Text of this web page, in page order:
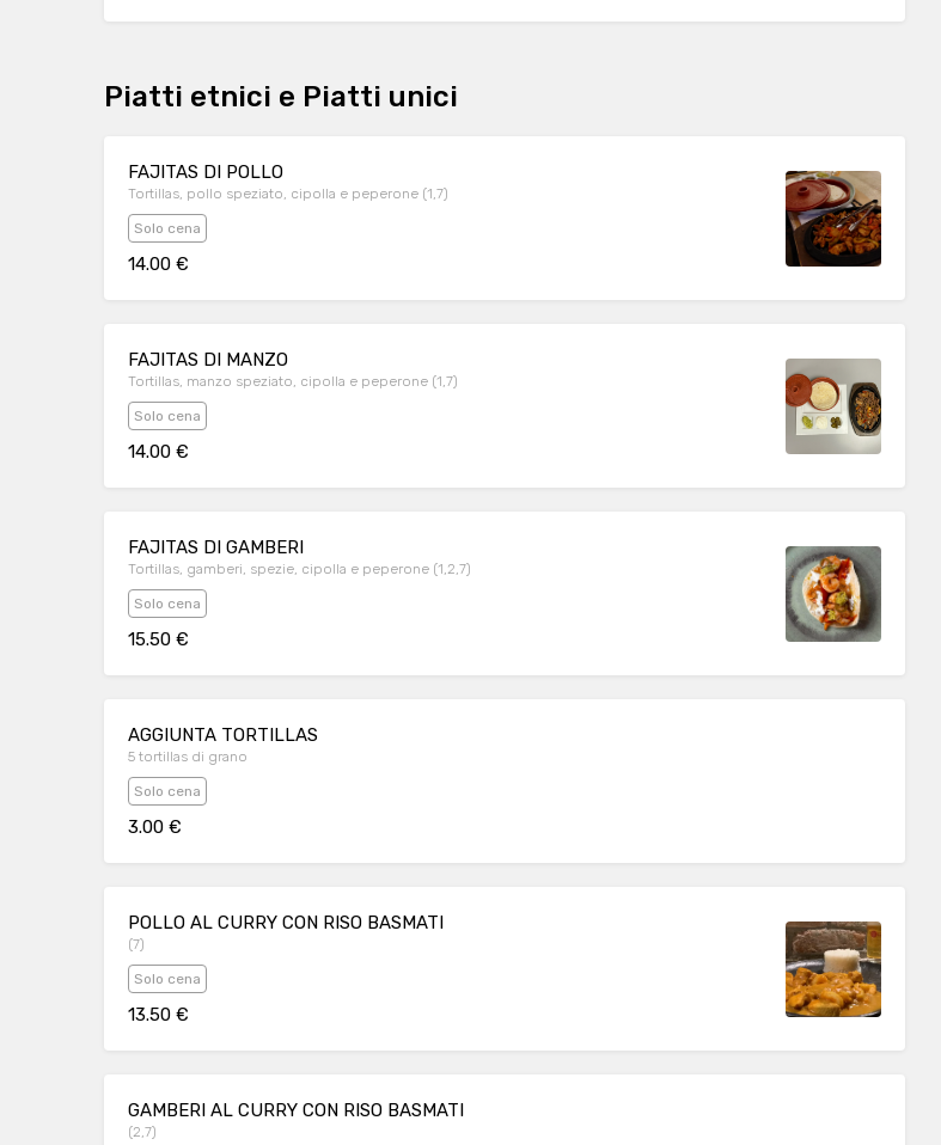
Piatti etnici e Piatti unici
FAJITAS DI POLLO
Tortillas, pollo speziato, cipolla e peperone (1,7)
Solo cena
14.00 €
FAJITAS DI MANZO
Tortillas, manzo speziato, cipolla e peperone (1,7)
Solo cena
14.00 €
FAJITAS DI GAMBERI
Tortillas, gamberi, spezie, cipolla e peperone (1,2,7)
Solo cena
15.50 €
AGGIUNTA TORTILLAS
5 tortillas di grano
Solo cena
3.00 €
POLLO AL CURRY CON RISO BASMATI
(7)
Solo cena
13.50 €
GAMBERI AL CURRY CON RISO BASMATI
(2,7)